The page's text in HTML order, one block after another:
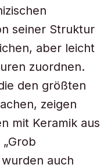
seiner Struktur
aber leicht
zuordnen.
den größten
zeigen
mit Keramik aus
auch